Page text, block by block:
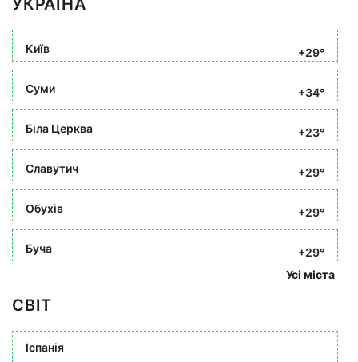
УКРАЇНА
Київ +29°
Суми +34°
Біла Церква +23°
Славутич +29°
Обухів +29°
Буча
+29°
Усі міста
СВІТ
Іспанія